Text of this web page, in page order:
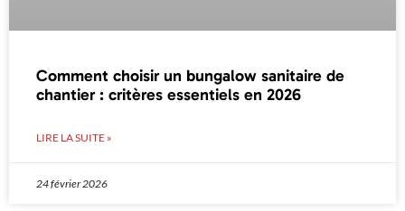
Comment choisir un bungalow sanitaire de
chantier : critères essentiels en 2026
LIRE LA SUITE »
24 février 2026